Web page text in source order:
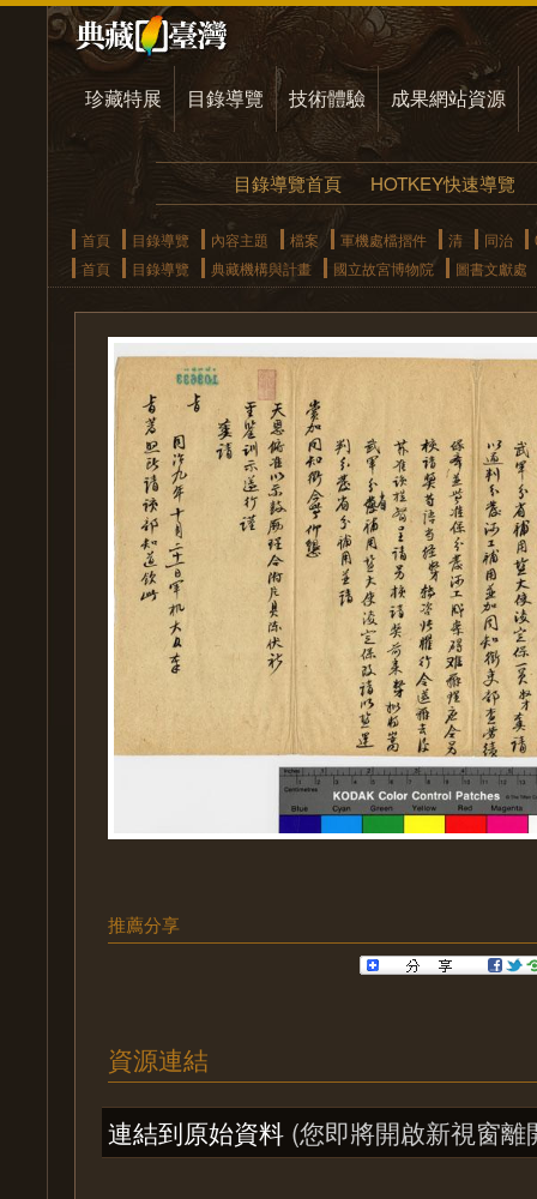
珍藏特展 目錄導覽 技術體驗 成果網站資源
目錄導覽首頁 HOTKEY快速導覽
首頁 目錄導覽 內容主題 檔案 軍機處檔摺件 清 同治
首頁
目錄導覽 典藏機構與計畫 國立故宮博物院 圖書文獻處
推薦分享
資源連結
連結到原始資料 (您即將開啟新視窗離